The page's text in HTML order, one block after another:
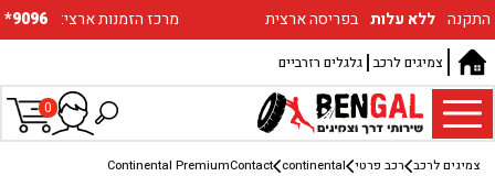
*9096 :מרכז הזמנות ארצי התקנה ללא עלות בפריסה ארצית
גלגלים רזרביים צמיגים לרכב
0
צמיגים לרכב רכב פרטי continental
Continental PremiumContact